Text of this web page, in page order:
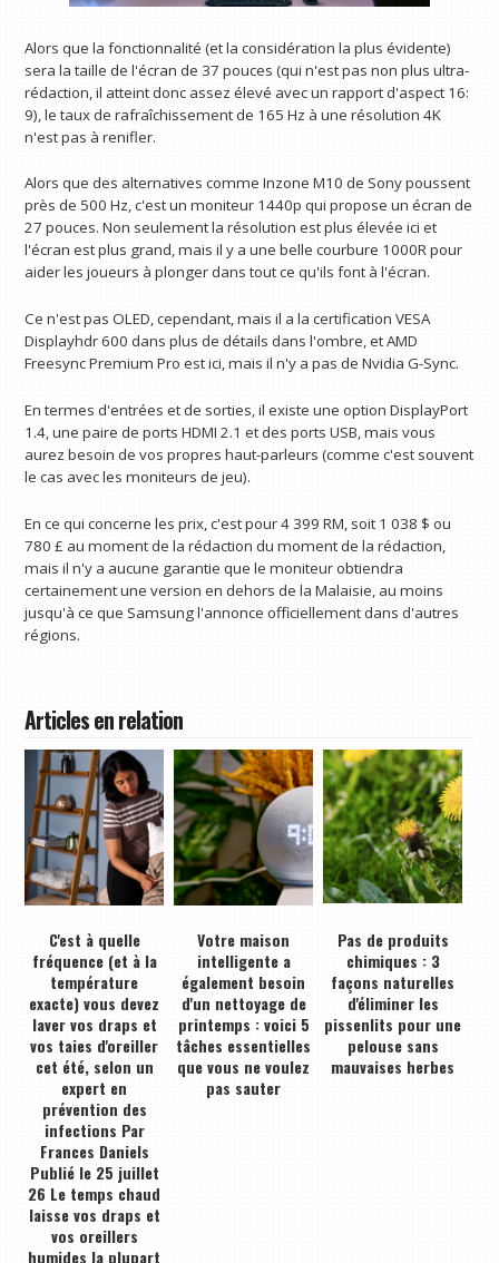
Alors que la fonctionnalité (et la considération la plus évidente)
sera la taille de l'écran de 37 pouces (qui n'est pas non plus ultra-
rédaction, il atteint donc assez élevé avec un rapport d'aspect 16:
9), le taux de rafraîchissement de 165 Hz à une résolution 4K
n'est pas à renifler.
Alors que des alternatives comme Inzone M10 de Sony poussent
près de 500 Hz, c'est un moniteur 1440p qui propose un écran de
27 pouces. Non seulement la résolution est plus élevée ici et
l'écran est plus grand, mais il y a une belle courbure 1000R pour
aider les joueurs à plonger dans tout ce qu'ils font à l'écran.
Ce n'est pas OLED, cependant, mais il a la certification VESA
Displayhdr 600 dans plus de détails dans l'ombre, et AMD
Freesync Premium Pro est ici, mais il n'y a pas de Nvidia G-Sync.
En termes d'entrées et de sorties, il existe une option DisplayPort
1.4, une paire de ports HDMI 2.1 et des ports USB, mais vous
aurez besoin de vos propres haut-parleurs (comme c'est souvent
le cas avec les moniteurs de jeu).
En ce qui concerne les prix, c'est pour 4 399 RM, soit 1 038 $ ou
780 £ au moment de la rédaction du moment de la rédaction,
mais il n'y a aucune garantie que le moniteur obtiendra
certainement une version en dehors de la Malaisie, au moins
jusqu'à ce que Samsung l'annonce officiellement dans d'autres
régions.
Articles en relation
C'est à quelle
fréquence (et à la
température
exacte) vous devez
laver vos draps et
vos taies d'oreiller
cet été, selon un
expert en
prévention des
infections Par
Frances Daniels
Publié le 25 juillet
26 Le temps chaud
laisse vos draps et
vos oreillers
humides la plupart
Votre maison
intelligente a
également besoin
d'un nettoyage de
printemps : voici 5
tâches essentielles
que vous ne voulez
pas sauter
Pas de produits
chimiques : 3
façons naturelles
d'éliminer les
pissenlits pour une
pelouse sans
mauvaises herbes